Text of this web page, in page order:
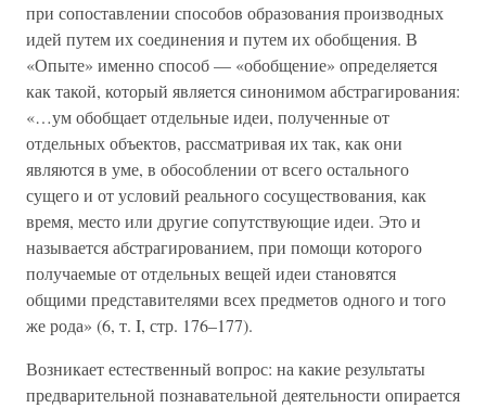
при сопоставлении способов образования производных
идей путем их соединения и путем их обобщения. В
«Опыте» именно способ — «обобщение» определяется
как такой, который является синонимом абстрагирования:
«…ум обобщает отдельные идеи, полученные от
отдельных объектов, рассматривая их так, как они
являются в уме, в обособлении от всего остального
сущего и от условий реального сосуществования, как
время, место или другие сопутствующие идеи. Это и
называется абстрагированием, при помощи которого
получаемые от отдельных вещей идеи становятся
общими представителями всех предметов одного и того
же рода» (6, т. I, стр. 176–177).
Возникает естественный вопрос: на какие результаты
предварительной познавательной деятельности опирается